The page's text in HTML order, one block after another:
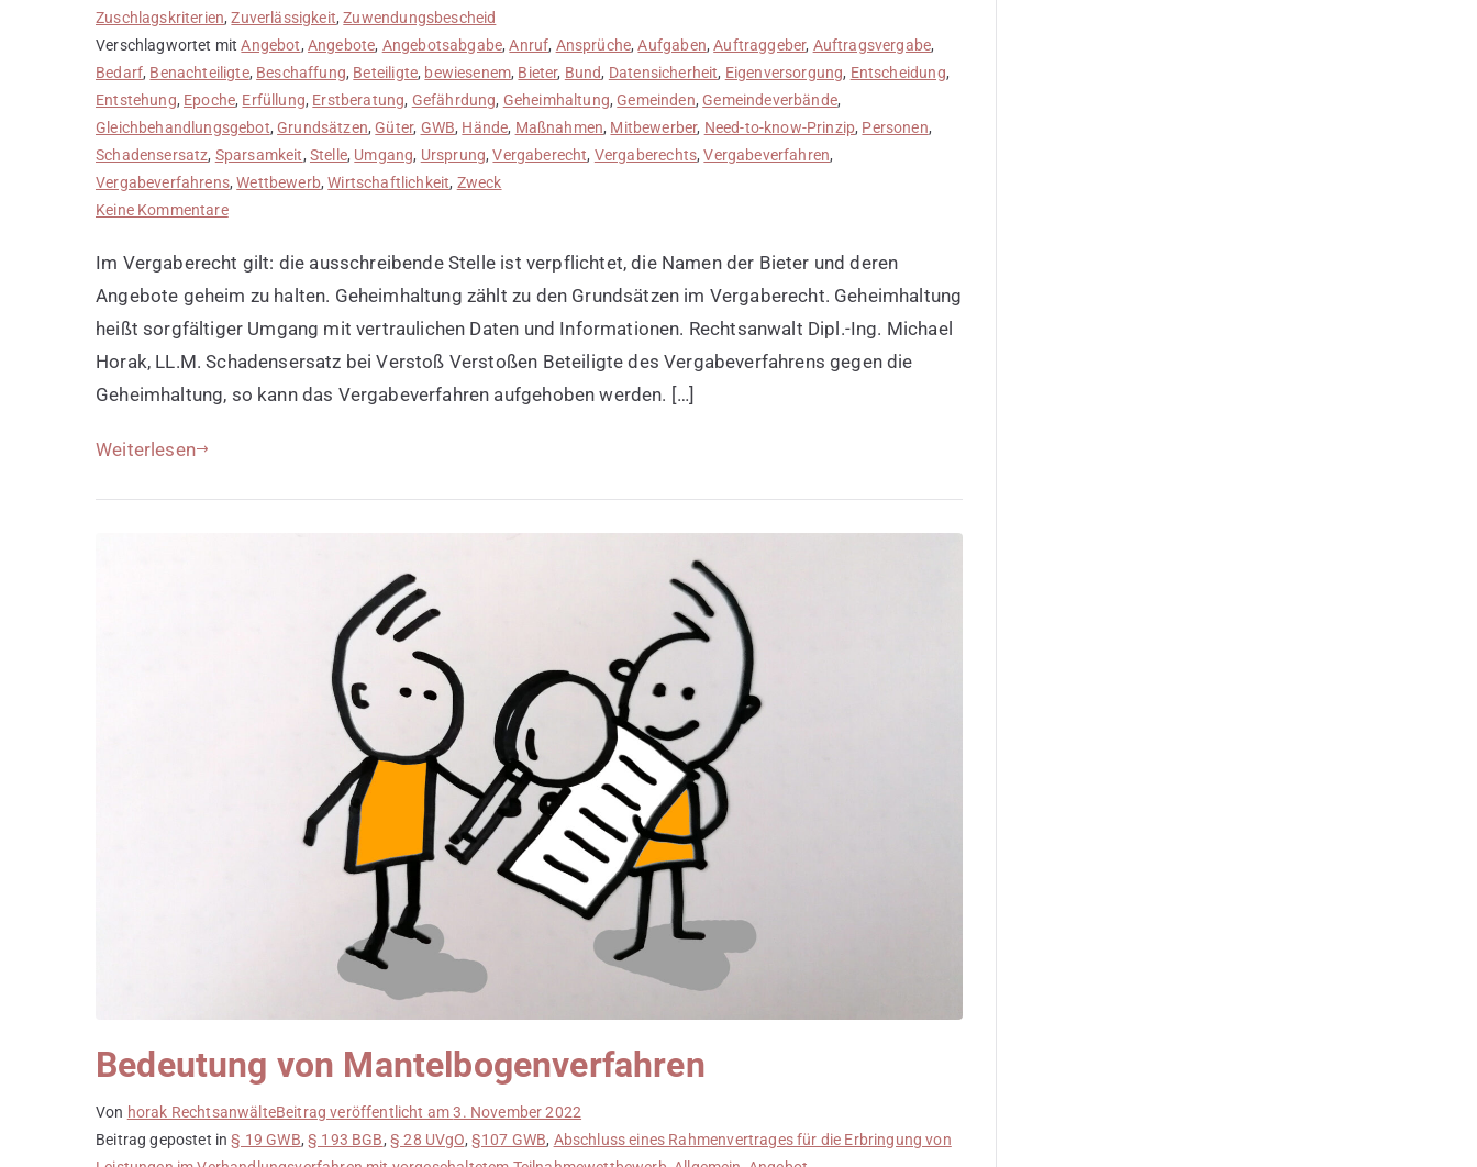
Zuschlagskriterien,Zuverlässigkeit,Zuwendungsbescheid
Verschlagwortet mitAngebot, Angebote, Angebotsabgabe,Anruf, Ansprüche,Aufgaben,Auftraggeber, Auftragsvergabe,
Bedarf, Benachteiligte, Beschaffung, Beteiligte, bewiesenem, Bieter, Bund, Datensicherheit, Eigenversorgung, Entscheidung,
Entstehung, Epoche, Erfüllung, Erstberatung, Gefährdung, Geheimhaltung, Gemeinden, Gemeindeverbände,
Gleichbehandlungsgebot, Grundsätzen, Güter, GWB, Hände, Maßnahmen, Mitbewerber, Need-to-know-Prinzip, Personen,
Schadensersatz, Sparsamkeit, Stelle, Umgang, Ursprung,Vergaberecht, Vergaberechts,Vergabeverfahren,
Vergabeverfahrens,Wettbewerb,Wirtschaftlichkeit, Zweck
Keine Kommentarezu
wahren
Im Vergaberecht gilt: die ausschreibende Stelle ist verpflichtet, die Namen der Bieter und deren
Angebote geheim zu halten. Geheimhaltung zählt zu den Grundsätzen im Vergaberecht. Geheimhaltung
heißt sorgfältiger Umgang mit vertraulichen Daten und Informationen. Rechtsanwalt Dipl.-Ing. Michael
Horak, LL.M. Schadensersatz bei Verstoß Verstoßen Beteiligte des Vergabeverfahrens gegen die
Geheimhaltung, so kann das Vergabeverfahren aufgehoben werden. […]
Weiterlesen
Bedeutung von Mantelbogenverfahren
Von horak RechtsanwälteBeitrag veröffentlicht am3. November 2022
Beitrag gepostet in§ 19 GWB,§ 193 BGB, § 28 UVgO, §107 GWB, Abschluss eines Rahmenvertrages für die Erbringung von